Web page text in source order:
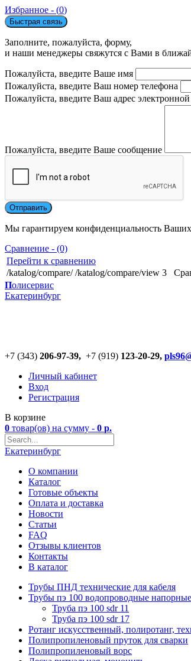
Избранное - (0)
Быстрая связь
Заполните, пожалуйста, форму,
и наши менеджеры свяжутся с Вами в
Пожалуйста, введите Ваше имя
Пожалуйста, введите Ваш номер телефона
Пожалуйста, введите Ваш адрес
Пожалуйста, введите Ваше сообщение
Мы гарантируем конфиденциальность
Сравнение - (0)
Перейти к сравнению
/katalog/compare/ /katalog/compare/view 3
Полисервис
Екатеринбург
+7 (343) 206-97-39, +7 (919) 123-20-29,
Личный кабинет
Вход
Регистрация
В корзине
0 товар(ов) на сумму - 0 р.
Екатеринбург
О компании
Каталог
Готовые объекты
Оплата и доставка
Новости
Статьи
FAQ
Отзывы клиентов
Контакты
В каталог
Трубы ПНД технические для кабеля
Трубы пэ 100 водопроводные напорные
Труба пэ 100 sdr 11
Труба пэ 100 sdr 17
Ротанг искусственный, полиротанг,
Полипропиленовый пруток для сварки
Полипропиленовый ворс